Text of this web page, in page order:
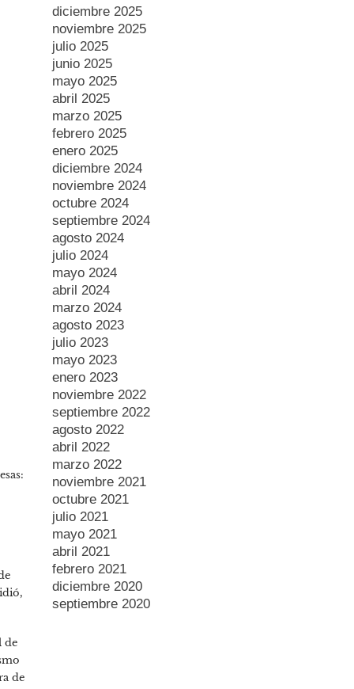
de
de
diciembre 2025
noviembre 2025
julio 2025
junio 2025
mayo 2025
abril 2025
marzo 2025
febrero 2025
enero 2025
diciembre 2024
noviembre 2024
octubre 2024
septiembre 2024
agosto 2024
julio 2024
mayo 2024
abril 2024
marzo 2024
agosto 2023
julio 2023
mayo 2023
enero 2023
noviembre 2022
septiembre 2022
agosto 2022
abril 2022
marzo 2022
noviembre 2021
octubre 2021
julio 2021
mayo 2021
abril 2021
febrero 2021
diciembre 2020
septiembre 2020